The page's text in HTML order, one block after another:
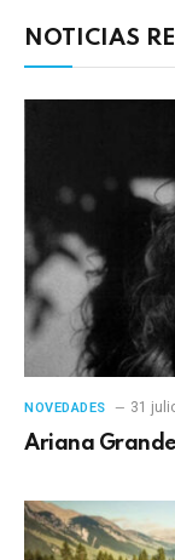
NOTICIAS
NOVEDADES 31
Ariana Grande